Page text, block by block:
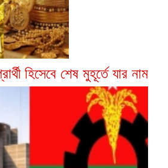
হিসেবে শেষ মুহূর্তে যার নাম